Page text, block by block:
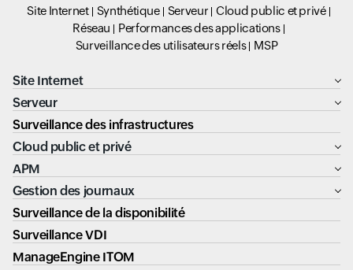
Site Internet Synthétique Serveur
Cloud public et privé
Réseau
Performances des applications
Surveillance des utilisateurs réels
MSP
Site Internet
Serveur
Surveillance des infrastructures
Cloud public et privé
APM
Gestion des journaux
Surveillance de la disponibilité
Surveillance VDI
ManageEngine ITOM